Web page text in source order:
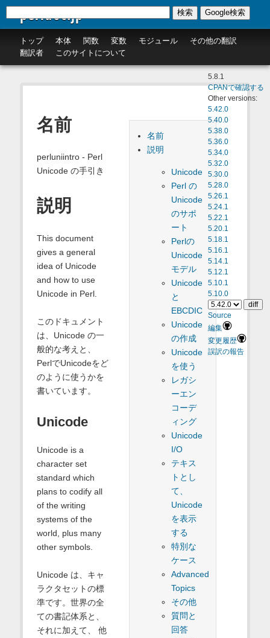
perldoc.jp
トップ 本体 関数 変数 モジュール
その他の翻訳
翻訳者
このサイトについて
検索 Google検索
5.8.1
CPANで確認する
Other versions:
5.42.0
5.40.0
5.38.0
5.36.0
5.34.0
5.32.0
5.30.0
5.28.0
5.26.1
5.24.1
5.22.1
5.20.1
5.18.1
5.16.1
5.14.1
5.12.1
5.10.1
5.10.0
Source
編集
変更履歴
誤訳の報告
名前
説明
Unicode
Perl の
Unicode
のサポ
ート
Perlの
Unicode
モデル
Unicode
と
EBCDIC
Unicode
の作成
Unicode
を使う
レガシ
ーエン
コーデ
ィング
Unicode
I/O
テキス
トとし
て、
Unicode
を表示
する
特別な
ケース
Advanced
Topics
その他
質問と
回答
名前
perluniintro - Perl
Unicode の手引き
説明
This document
gives a general
idea of Unicode
and how to use
Unicode in Perl.
このドキュメント
は、Unicode の一
般的な考えと、
PerlでUnicodeをど
のように使うかを
書いています。
Unicode
Unicode is a
character set
standard which
plans to codify all
of the writing
systems of the
world, plus many
other symbols.
Unicode は、キャ
ラクタセットの標
準です。世界の全
ての書記体系と、
それに加えて、 他